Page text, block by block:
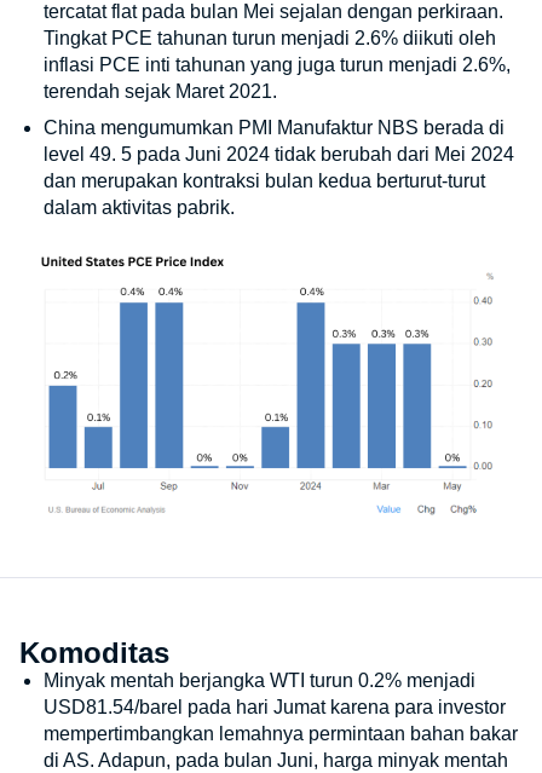
tercatat flat pada bulan Mei sejalan dengan perkiraan.
Tingkat PCE tahunan turun menjadi 2.6% diikuti oleh
inflasi PCE inti tahunan yang juga turun menjadi 2.6%,
terendah sejak Maret 2021.
China mengumumkan PMI Manufaktur NBS berada di
level 49. 5 pada Juni 2024 tidak berubah dari Mei 2024
dan merupakan kontraksi bulan kedua berturut-turut
dalam aktivitas pabrik.
Komoditas
Minyak mentah berjangka WTI turun 0.2% menjadi
USD81.54/barel pada hari Jumat karena para investor
mempertimbangkan lemahnya permintaan bahan bakar
di AS. Adapun, pada bulan Juni, harga minyak mentah